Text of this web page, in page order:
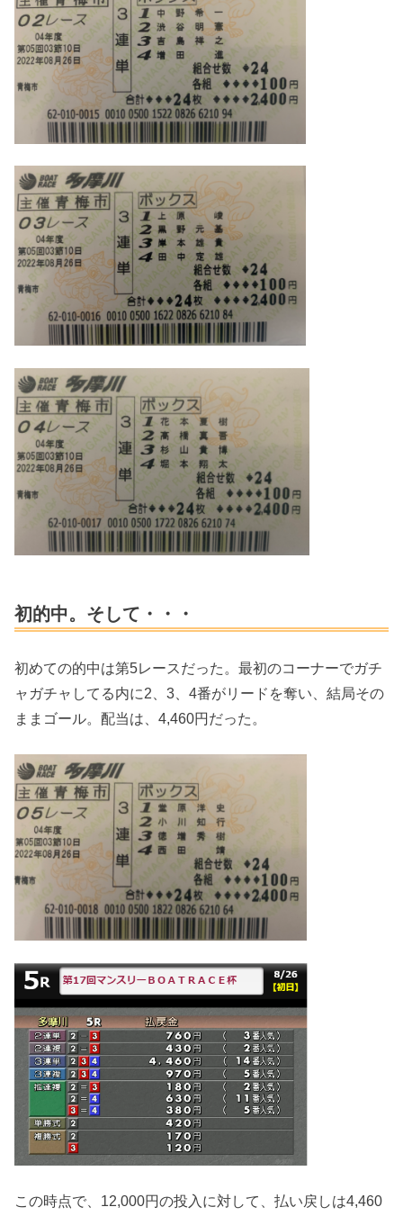
初的中。そして・・・
初めての的中は第5レースだった。最初のコーナーでガチ
ャガチャしてる内に2、3、4番がリードを奪い、結局その
ままゴール。配当は、4,460円だった。
この時点で、12,000円の投入に対して、払い戻しは4,460